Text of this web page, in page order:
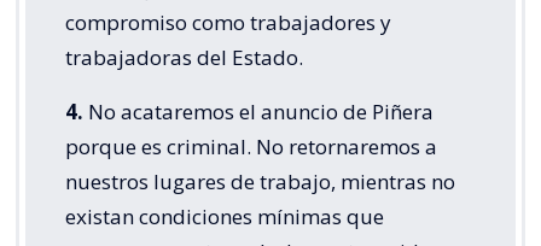
compromiso como trabajadores y
trabajadoras del Estado.
4. No acataremos el anuncio de Piñera
porque es criminal. No retornaremos a
nuestros lugares de trabajo, mientras no
existan condiciones mínimas que